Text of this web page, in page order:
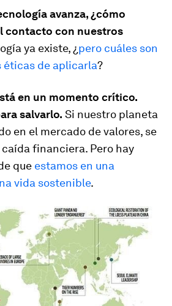
avanza, ¿cómo
contacto con nuestros
ya existe, ¿pero cuáles son
éticas de aplicarla?
en un momento crítico.
salvarlo. Si nuestro planeta
en el mercado de valores, se
financiera. Pero hay
que estamos en una
vida sostenible.